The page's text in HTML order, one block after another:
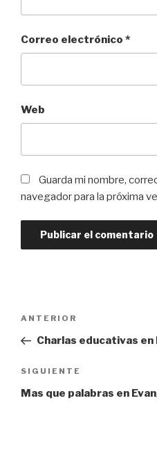
Correo electrónico *
Web
Guarda mi nombre,
navegador para la próxima
ANTERIOR
Charlas educativas en
SIGUIENTE
Mas que palabras en